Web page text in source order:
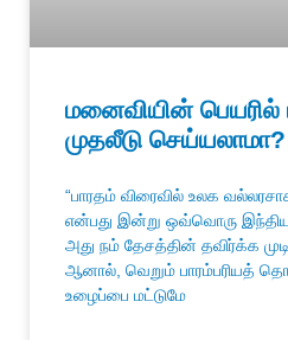
மனைவியின் பெயரில்
முதலீடு செய்யலாமா?
“பாரதம் விரைவில் உலக
என்பது இன்று ஒவ்வொரு
அது நம் தேசத்தின் தவிர்க்க
ஆனால், வெறும் பாரம்பரியத்
உழைப்பை மட்டுமே